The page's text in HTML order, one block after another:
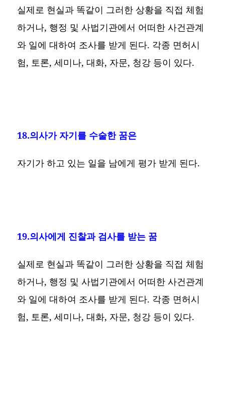
실제로 현실과 똑같이 그러한 상황을 직접 체험
하거나, 행정 및 사법기관에서 어떠한 사건관계
와 일에 대하여 조사를 받게 된다. 각종 면허시
험, 토론, 세미나, 대화, 자문, 청강 등이 있다.
18.의사가 자기를 수술한 꿈은
자기가 하고 있는 일을 남에게 평가 받게 된다.
19.의사에게 진찰과 검사를 받는 꿈
실제로 현실과 똑같이 그러한 상황을 직접 체험
하거나, 행정 및 사법기관에서 어떠한 사건관계
와 일에 대하여 조사를 받게 된다. 각종 면허시
험, 토론, 세미나, 대화, 자문, 청강 등이 있다.